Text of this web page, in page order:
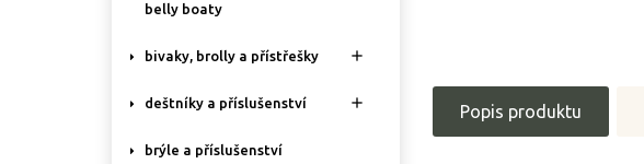
belly boaty
bivaky, brolly a přístřešky 
deštníky a příslušenství 
brýle a příslušenství
Popis produktu